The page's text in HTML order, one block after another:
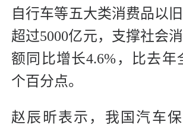
自行车等五大类消费品以
超过5000亿元，支撑社会
额同比增长4.6%，比去年
个百分点。
赵辰昕表示，我国汽车